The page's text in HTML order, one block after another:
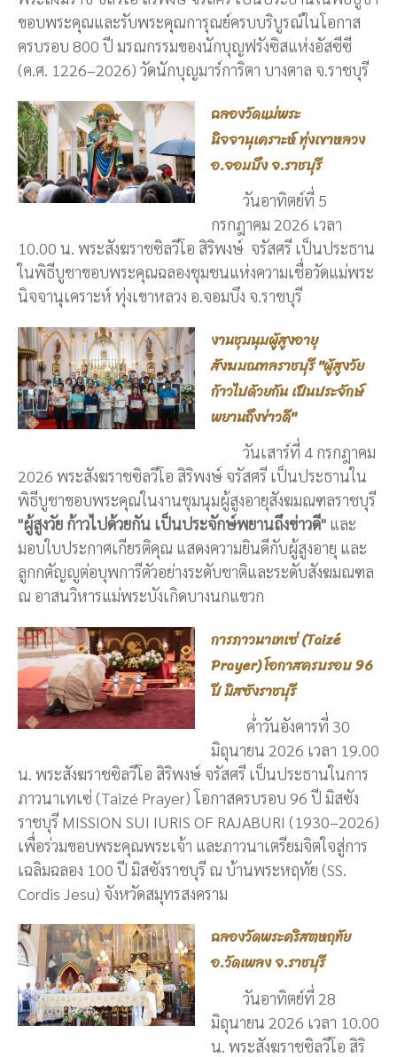
ขอบพระคุณและรับพระคุณการุณย์ครบบริบูรณ์ในโอกาส
ครบรอบ 800 ปี มรณกรรมของนักบุญฟรังซิสแห่งอัสซีซี
(ค.ศ. 1226–2026) วัดนักบุญมาร์การิตา บางตาล จ.ราชบุรี
ฉลองวัดแม่พระ
นิจจานุเคราะห์ ทุ่งเขาหลวง
อ.จอมบึง จ.ราชบุรี
วันอาทิตย์ที่ 5
กรกฎาคม 2026 เวลา
10.00 น. พระสังฆราชซิลวีโอ สิริพงษ์ จรัสศรี เป็นประธาน
ในพิธีบูชาขอบพระคุณฉลองชุมชนแห่งความเชื่อวัดแม่พระ
นิจจานุเคราะห์ ทุ่งเขาหลวง อ.จอมบึง จ.ราชบุรี
งานชุมนุมผู้สูงอายุ
สังฆมณฑลราชบุรี "ผู้สูงวัย
ก้าวไปด้วยกัน เป็นประจักษ์
พยานถึงข่าวดี"
วันเสาร์ที่ 4 กรกฎาคม
2026 พระสังฆราชซิลวีโอ สิริพงษ์ จรัสศรี เป็นประธานใน
พิธีบูชาขอบพระคุณในงานชุมนุมผู้สูงอายุสังฆมณฑลราชบุรี
"ผู้สูงวัย ก้าวไปด้วยกัน เป็นประจักษ์พยานถึงข่าวดี" และ
มอบใบประกาศเกียรติคุณ แสดงความยินดีกับผู้สูงอายุ และ
ลูกกตัญญูต่อบุพการีตัวอย่างระดับชาติและระดับสังฆมณฑล
ณ อาสนวิหารแม่พระบังเกิดบางนกแขวก
การภาวนาเทเซ่ (Taizé
Prayer) โอกาสครบรอบ 96
ปี มิสซังราชบุรี
ค่ำวันอังคารที่ 30
มิถุนายน 2026 เวลา 19.00
น. พระสังฆราชซิลวีโอ สิริพงษ์ จรัสศรี เป็นประธานในการ
ภาวนาเทเซ่ (Taizé Prayer) โอกาสครบรอบ 96 ปี มิสซัง
ราชบุรี MISSION SUI IURIS OF RAJABURI (1930–2026)
เพื่อร่วมขอบพระคุณพระเจ้า และภาวนาเตรียมจิตใจสู่การ
เฉลิมฉลอง 100 ปี มิสซังราชบุรี ณ บ้านพระหฤทัย (SS.
Cordis Jesu) จังหวัดสมุทรสงคราม
ฉลองวัดพระคริสตหฤทัย
อ.วัดเพลง จ.ราชบุรี
วันอาทิตย์ที่ 28
มิถุนายน 2026 เวลา 10.00
น. พระสังฆราชซิลวีโอ สิริ